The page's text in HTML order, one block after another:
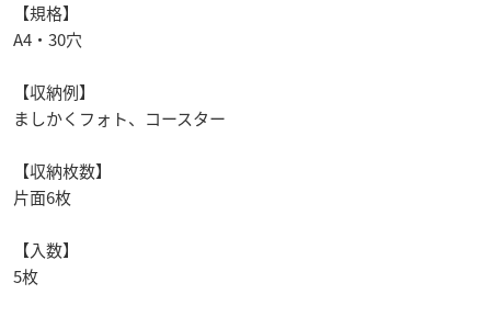
【規格】
A4・30穴
【収納例】
ましかくフォト、コースター
【収納枚数】
片面6枚
【入数】
5枚